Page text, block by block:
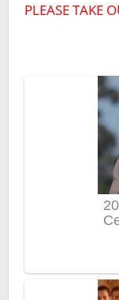
PLEASE TAKE